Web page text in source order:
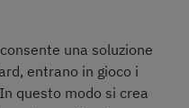
una soluzione
entrano in gioco i
questo modo si crea